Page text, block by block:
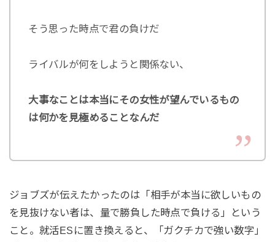
そう思った時点で君の負けだ
ライバルが何をしようと関係ない、
大事なことは本当にその女性が望んでいるもの
は何かを見極めることなんだ
ジョブズが伝えたかったのは「相手が本当に欲しいもの
を見抜けない者は、量で勝負した時点で負ける」という
こと。就活ESに置き換えると、「ガクチカで強い数字」